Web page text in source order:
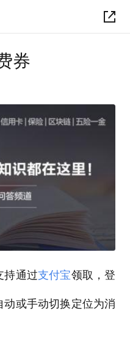
券
持通过支付宝领取，登
或手动切换定位为消